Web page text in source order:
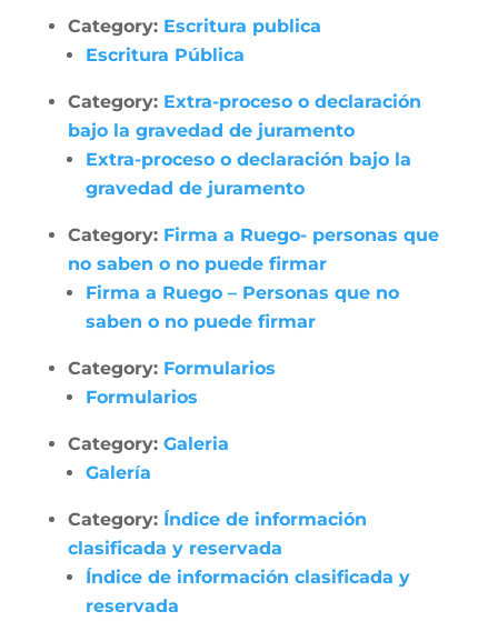
Category: Escritura publica
Escritura Pública
Category: Extra-proceso o declaración
bajo la gravedad de juramento
Extra-proceso o declaración bajo la
gravedad de juramento
Category: Firma a Ruego- personas que
no saben o no puede firmar
Firma a Ruego – Personas que no
saben o no puede firmar
Category: Formularios
Formularios
Category: Galeria
Galería
Category: Índice de información
clasificada y reservada
Índice de información clasificada y
reservada